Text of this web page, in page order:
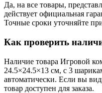
Да, на все товары,
действует официальная
Точные сроки уточняйте
Как проверить
Наличие товара Игровой
24.5×24.5×13 см, с 3
автоматически. Если вы
товар доступен для заказа.